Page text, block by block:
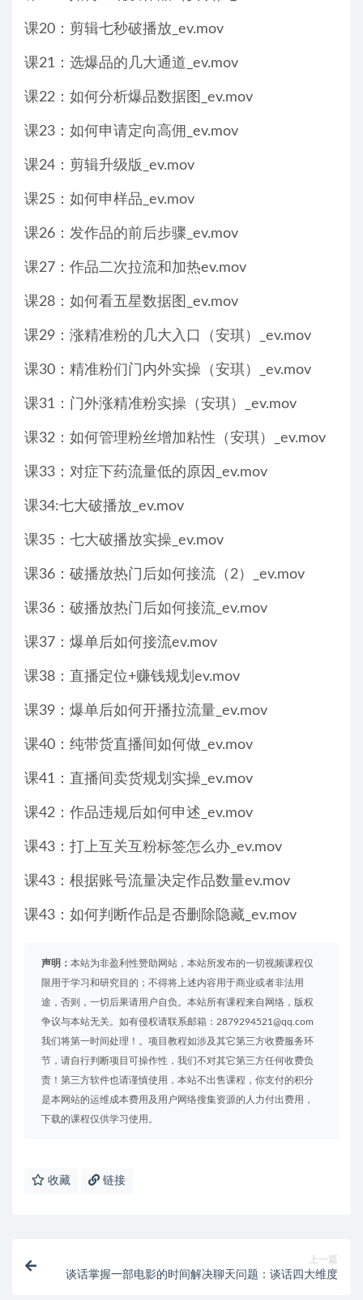
课20：剪辑七秒破播放_ev.mov
课21：选爆品的几大通道_ev.mov
课22：如何分析爆品数据图_ev.mov
课23：如何申请定向高佣_ev.mov
课24：剪辑升级版_ev.mov
课25：如何申样品_ev.mov
课26：发作品的前后步骤_ev.mov
课27：作品二次拉流和加热ev.mov
课28：如何看五星数据图_ev.mov
课29：涨精准粉的几大入口（安琪）_ev.mov
课30：精准粉们门内外实操（安琪）_ev.mov
课31：门外涨精准粉实操（安琪）_ev.mov
课32：如何管理粉丝增加粘性（安琪）_ev.mov
课33：对症下药流量低的原因_ev.mov
课34:七大破播放_ev.mov
课35：七大破播放实操_ev.mov
课36：破播放热门后如何接流（2）_ev.mov
课36：破播放热门后如何接流_ev.mov
课37：爆单后如何接流ev.mov
课38：直播定位+赚钱规划ev.mov
课39：爆单后如何开播拉流量_ev.mov
课40：纯带货直播间如何做_ev.mov
课41：直播间卖货规划实操_ev.mov
课42：作品违规后如何申述_ev.mov
课43：打上互关互粉标签怎么办_ev.mov
课43：根据账号流量决定作品数量ev.mov
课43：如何判断作品是否删除隐藏_ev.mov
声明： 本站为非盈利性赞助网站，本站所发布的一切视频课程仅
限用于学习和研究目的；不得将上述内容用于商业或者非法用
途，否则，一切后果请用户自负。本站所有课程来自网络，版权
争议与本站无关。如有侵权请联系邮箱：2879294521@qq.com
我们将第一时间处理！。项目教程如涉及其它第三方收费服务环
节，请自行判断项目可操作性，我们不对其它第三方任何收费负
责！第三方软件也请谨慎使用，本站不出售课程，你支付的积分
是本网站的运维成本费用及用户网络搜集资源的人力付出费用，
下载的课程仅供学习使用。
收藏 链接
上一篇
谈话掌握一部电影的时间解决聊天问题：谈话四大维度